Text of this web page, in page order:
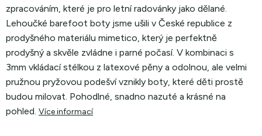
zpracováním, které je pro letní radovánky jako dělané.
Lehoučké barefoot boty jsme ušili v České republice z
prodyšného materiálu mimetico, který je perfektně
prodyšný a skvěle zvládne i parné počasí. V kombinaci s
3mm vkládací stélkou z latexové pěny a odolnou, ale velmi
pružnou pryžovou podešví vznikly boty, které děti prostě
budou milovat. Pohodlné, snadno nazuté a krásné na
pohled. Více informací